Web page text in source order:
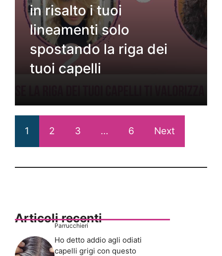
in risalto i tuoi
lineamenti solo
spostando la riga dei
tuoi capelli
1 2 3 … 6 Next
Articoli recenti
Parrucchieri
Ho detto addio agli odiati
capelli grigi con questo